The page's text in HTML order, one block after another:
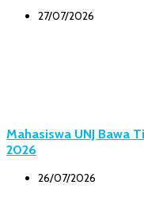
27/07/2026
Mahasiswa UNJ Bawa
2026
26/07/2026